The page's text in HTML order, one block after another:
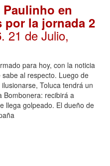
en
por la jornada 2
. 21 de Julio,
para hoy, con la noticia
al respecto. Luego de
Toluca tendrá un
Bombonera: recibirá a
llega golpeado. El dueño de